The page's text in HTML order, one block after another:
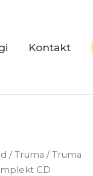
Kontakt
/Truma /Truma
CD